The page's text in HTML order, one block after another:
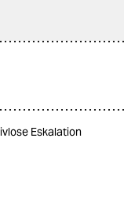
Eskalation